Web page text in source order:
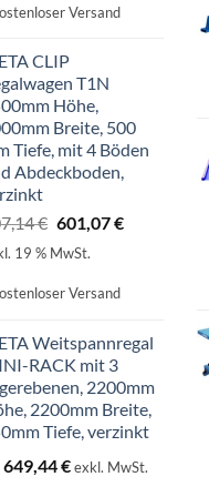
598,99 €
Versand
CLIP
T1N
Höhe,
Breite, 500
Tiefe, mit 4 Böden
Abdeckboden,
€ Ursprünglicher
Preis
707,14 €
601,07€Aktueller
19 % MwSt.
Versand
Weitspannregal
RACK mit 3
2200mm
2200mm Breite,
Tiefe, verzinkt
649,44€exkl. MwSt.